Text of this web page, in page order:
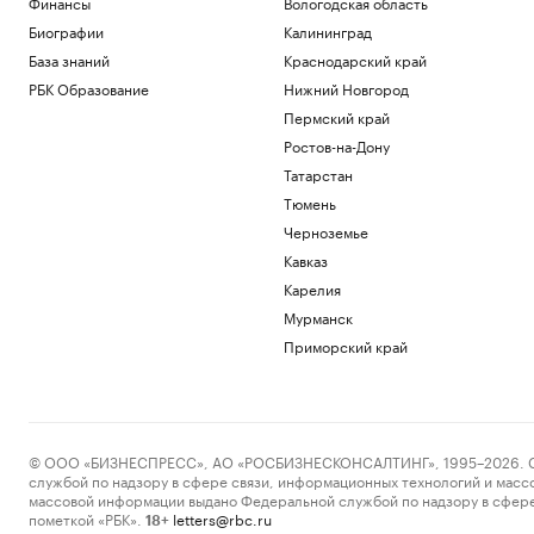
Биографии
База знаний
РБК Образование
Калининград
Краснодарский край
Нижний Новгород
Пермский край
Ростов-на-Дону
Татарстан
Тюмень
Черноземье
Кавказ
Карелия
Мурманск
Приморский край
© ООО «БИЗНЕСПРЕСС», АО «РОСБИЗНЕСКОНСАЛТИНГ», 1995–2026.
службой по надзору в сфере связи, информационных технологий и
массовой информации выдано Федеральной службой по надзору в
пометкой «РБК».
18+ letters@rbc.ru